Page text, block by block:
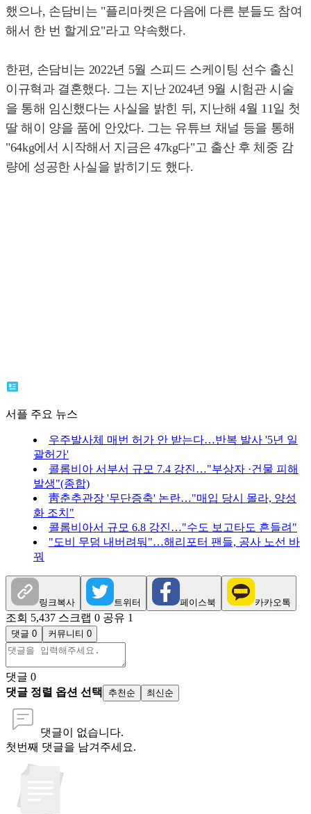
했으나, 손담비는 "플리마켓은 다음에 다른 분들도 참여
해서 한 번 할게요"라고 약속했다.
한편, 손담비는 2022년 5월 스피드 스케이팅 선수 출신
이규혁과 결혼했다. 그는 지난 2024년 9월 시험관 시술
을 통해 임신했다는 사실을 밝힌 뒤, 지난해 4월 11일 첫
딸 해이 양을 품에 안았다. 그는 유튜브 채널 등을 통해
"64kg에서 시작해서 지금은 47kg다"고 출산 후 체중 감
량에 성공한 사실을 밝히기도 했다.
서플 주요 뉴스
우주발사체 매번 허가 안 받는다…반복 발사 '5년 일
괄허가'
콜롬비아 서부서 규모 7.4 강진…"부상자 ·건물 피해
발생"(종합)
靑춘추관장 '무단증축' 논란…"매입 당시 몰라, 양성
화 조치"
콜롬비아서 규모 6.8 강진…"수도 보고타도 흔들려"
"도비 무덤 내버려둬"…해리포터 팬들, 공사 노선 바
꿔
링크복사 트위터 페이스북 카카오톡
조회 5,437 스크랩 0 공유 1
댓글 0 커뮤니티 0
댓글 0
댓글 정렬 옵션 선택
추천순 최신순
댓글이 없습니다.
첫번째 댓글을 남겨주세요.